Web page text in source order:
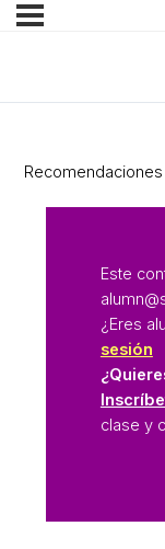
Este
¿Eres
sesión
clase y